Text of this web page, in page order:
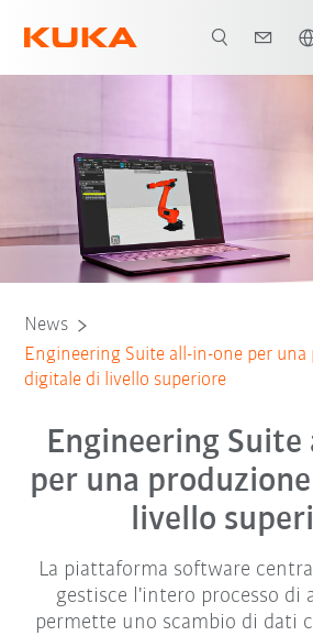
News
Engineering Suite all-in-one per
digitale di livello superiore
Engineering Suite
per una
livello
La piattaforma software
gestisce l'intero processo di
permette uno scambio di dati